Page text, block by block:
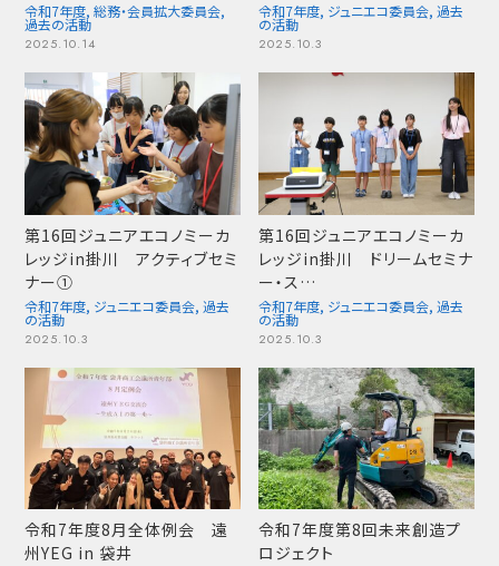
令和7年度,総務・会員拡大委員会,
過去の活動
2025.10.14
令和7年度, ジュニエコ委員会, 過去
の活動
2025.10.3
第16回ジュニアエコノミーカ
レッジin掛川 アクティブセミ
ナー①
令和7年度, ジュニエコ委員会,過去
の活動
2025.10.3
第16回ジュニアエコノミーカ
レッジin掛川 ドリームセミナ
ー・ス…
令和7年度, ジュニエコ委員会, 過去
の活動
2025.10.3
令和7年度8月全体例会 遠
州YEG in 袋井
令和7年度第8回未来創造プ
ロジェクト